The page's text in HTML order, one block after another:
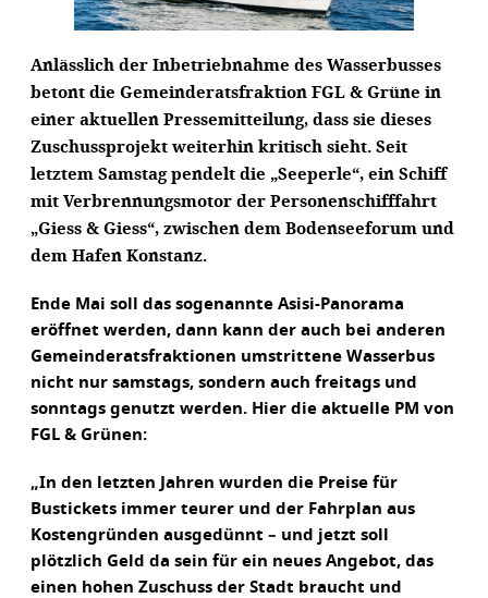
Anlässlich der Inbetriebnahme des Wasserbusses
betont die Gemeinderatsfraktion FGL & Grüne in
einer aktuellen Pressemitteilung, dass sie dieses
Zuschussprojekt weiterhin kritisch sieht. Seit
letztem Samstag pendelt die „Seeperle“, ein Schiff
mit Verbrennungsmotor der Personenschifffahrt
„Giess & Giess“, zwischen dem Bodenseeforum und
dem Hafen Konstanz.
Ende Mai soll das sogenannte Asisi-Panorama
eröffnet werden, dann kann der auch bei anderen
Gemeinderatsfraktionen umstrittene Wasserbus
nicht nur samstags, sondern auch freitags und
sonntags genutzt werden. Hier die aktuelle PM von
FGL & Grünen:
„In den letzten Jahren wurden die Preise für
Bustickets immer teurer und der Fahrplan aus
Kostengründen ausgedünnt – und jetzt soll
plötzlich Geld da sein für ein neues Angebot, das
einen hohen Zuschuss der Stadt braucht und